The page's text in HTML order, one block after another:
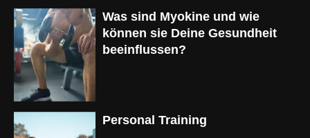
Was sind Myokine und wie
können sie Deine Gesundheit
beeinflussen?
Personal Training